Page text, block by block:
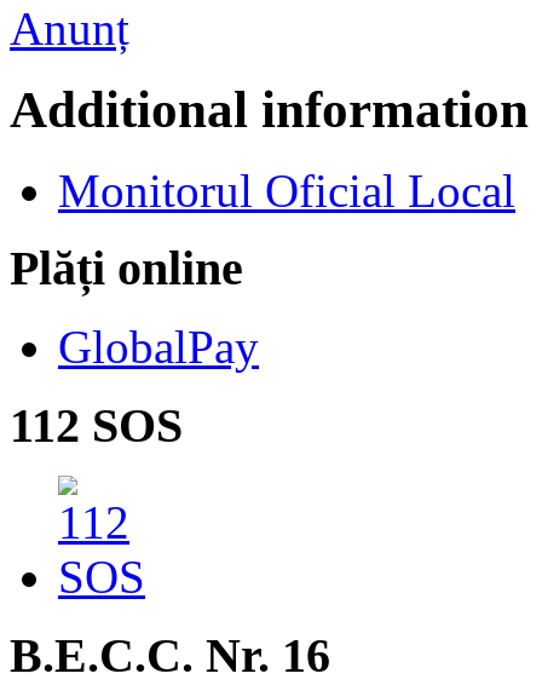
Anunț
Additional information
Monitorul Oficial Local
Plăți online
GlobalPay
112 SOS
B.E.C.C. Nr. 16